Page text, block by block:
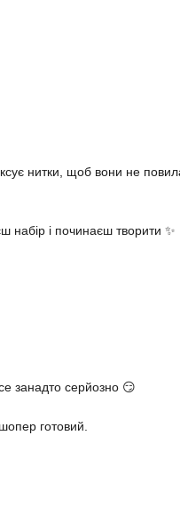
нитки, щоб вони не
набір і починаєш творити ✨
занадто серйозно 😏
готовий.